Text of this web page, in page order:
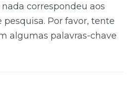
correspondeu aos
pesquisa. Por favor, tente
algumas palavras-chave